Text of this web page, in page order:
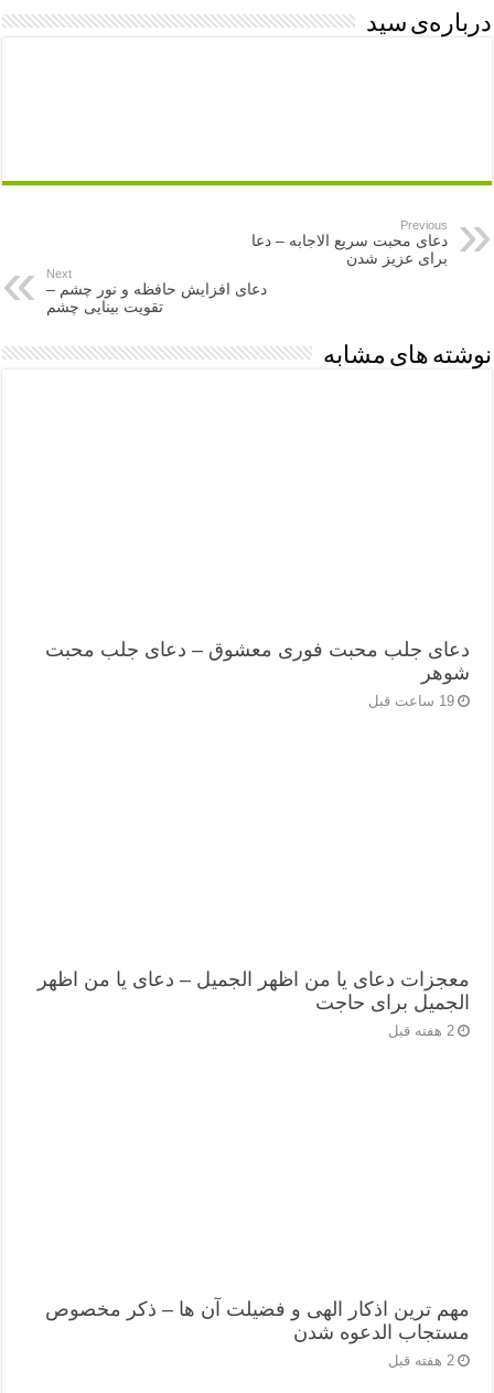
درباره‌ی سید
Previous
دعای محبت سریع الاجابه – دعا
برای عزیز شدن
Next
دعای افزایش حافظه و نور چشم –
تقویت بینایی چشم
نوشته های مشابه
دعای جلب محبت فوری معشوق – دعای جلب محبت
شوهر
19 ساعت قبل
معجزات دعای یا من اظهر الجمیل – دعای یا من اظهر
الجمیل برای حاجت
2 هفته قبل
مهم ترین اذکار الهی و فضیلت آن ها – ذکر مخصوص
مستجاب الدعوه شدن
2 هفته قبل